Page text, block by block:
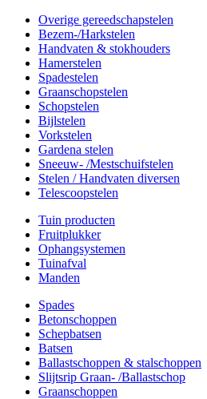
Overige gereedschapstelen
Bezem-/Harkstelen
Handvaten & stokhouders
Hamerstelen
Spadestelen
Graanschopstelen
Schopstelen
Bijlstelen
Vorkstelen
Gardena stelen
Sneeuw- /Mestschuifstelen
Stelen / Handvaten diversen
Telescoopstelen
Tuin producten
Fruitplukker
Ophangsystemen
Tuinafval
Manden
Spades
Betonschoppen
Schepbatsen
Batsen
Ballastschoppen & stalschoppen
Slijtsrip Graan- /Ballastschop
Graanschoppen